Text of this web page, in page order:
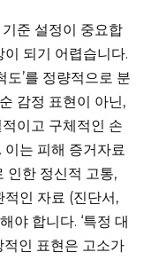
준 설정이 중요합
되기 어렵습니다.
도’를 정량적으로 분
감정 표현이 아닌,
이고 구체적인 손
는 피해 증거자료
인한 정신적 고통,
인 자료 (진단서,
야 합니다. ‘특정 대
적인 표현은 고소가